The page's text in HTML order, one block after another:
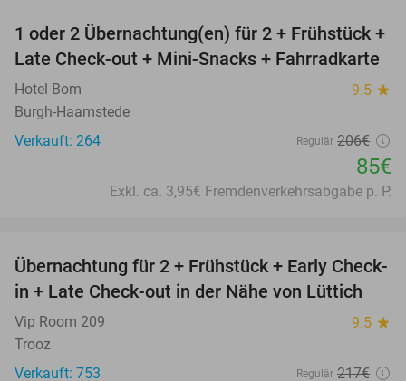
59%
1 oder 2 Übernachtung(en) für 2 + Frühstück +
Late Check-out + Mini-Snacks + Fahrradkarte
Hotel Bom 9.5 star
Burgh-Haamstede
Verkauft: 264
Regulär 206€
85€
Exkl. ca. 3,95€ Fremdenverkehrsabgabe p. P.
54%
Übernachtung für 2 + Frühstück + Early Check-
in + Late Check-out in der Nähe von Lüttich
Vip Room 209 9.5 star
Trooz
Verkauft: 753
Regulär 217€